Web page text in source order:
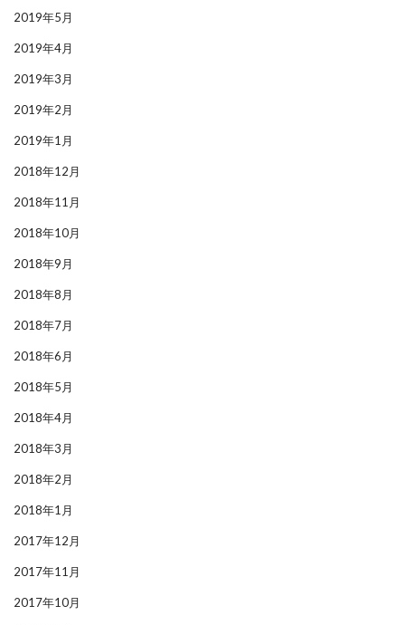
2019年5月
2019年4月
2019年3月
2019年2月
2019年1月
2018年12月
2018年11月
2018年10月
2018年9月
2018年8月
2018年7月
2018年6月
2018年5月
2018年4月
2018年3月
2018年2月
2018年1月
2017年12月
2017年11月
2017年10月